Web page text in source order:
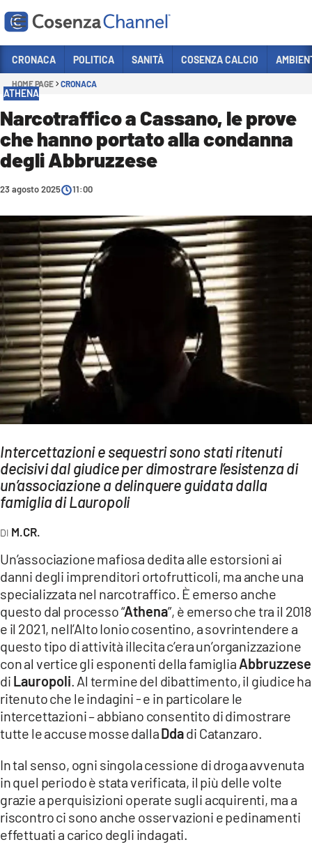
Sezioni
POLITICA
COSENZA CALCIO
ECONOMIA E LAVORO
SANITÀ
SPORT
CULTURA
AMBIENTE
Streaming
LAC TV
LAC NETWORK
LAC ONAIR
LaC
Network
LACPLAY.IT
LACTV.IT
LACITYMAG.IT
ILREGGINO.IT
COSENZACHANNEL.IT
ILVIBONESE.IT
CATANZAROCHANNEL.IT
LACAPITALENEWS.IT
ANDROID
APPLE
CRONACA POLITICA SANITÀ COSENZA CALCIO
HOME PAGE CRONACA
ATHENA
Narcotraffico a Cassano, le prove
che hanno portato alla condanna
degli Abbruzzese
23 agosto 2025 11:00
Intercettazioni e sequestri sono stati ritenuti
decisivi dal giudice per dimostrare l’esistenza di
un’associazione a delinquere guidata dalla
famiglia di Lauropoli
M.CR.
Un’associazione mafiosa dedita alle estorsioni ai
danni degli imprenditori ortofrutticoli, ma anche una
specializzata nel narcotraffico. È emerso anche
questo dal processo “Athena”, è emerso che tra il 2018
e il 2021, nell’Alto Ionio cosentino, a sovrintendere a
questo tipo di attività illecita c’era un’organizzazione
con al vertice gli esponenti della famiglia Abbruzzese
di Lauropoli . Al termine del dibattimento, il giudice ha
ritenuto che le indagini - e in particolare le
intercettazioni – abbiano consentito di dimostrare
tutte le accuse mosse dallaDdadi Catanzaro.
In tal senso, ogni singola cessione di droga avvenuta
in quel periodo è stata verificata, il più delle volte
grazie a perquisizioni operate sugli acquirenti, ma a
riscontro ci sono anche osservazioni e pedinamenti
effettuati a carico degli indagati.